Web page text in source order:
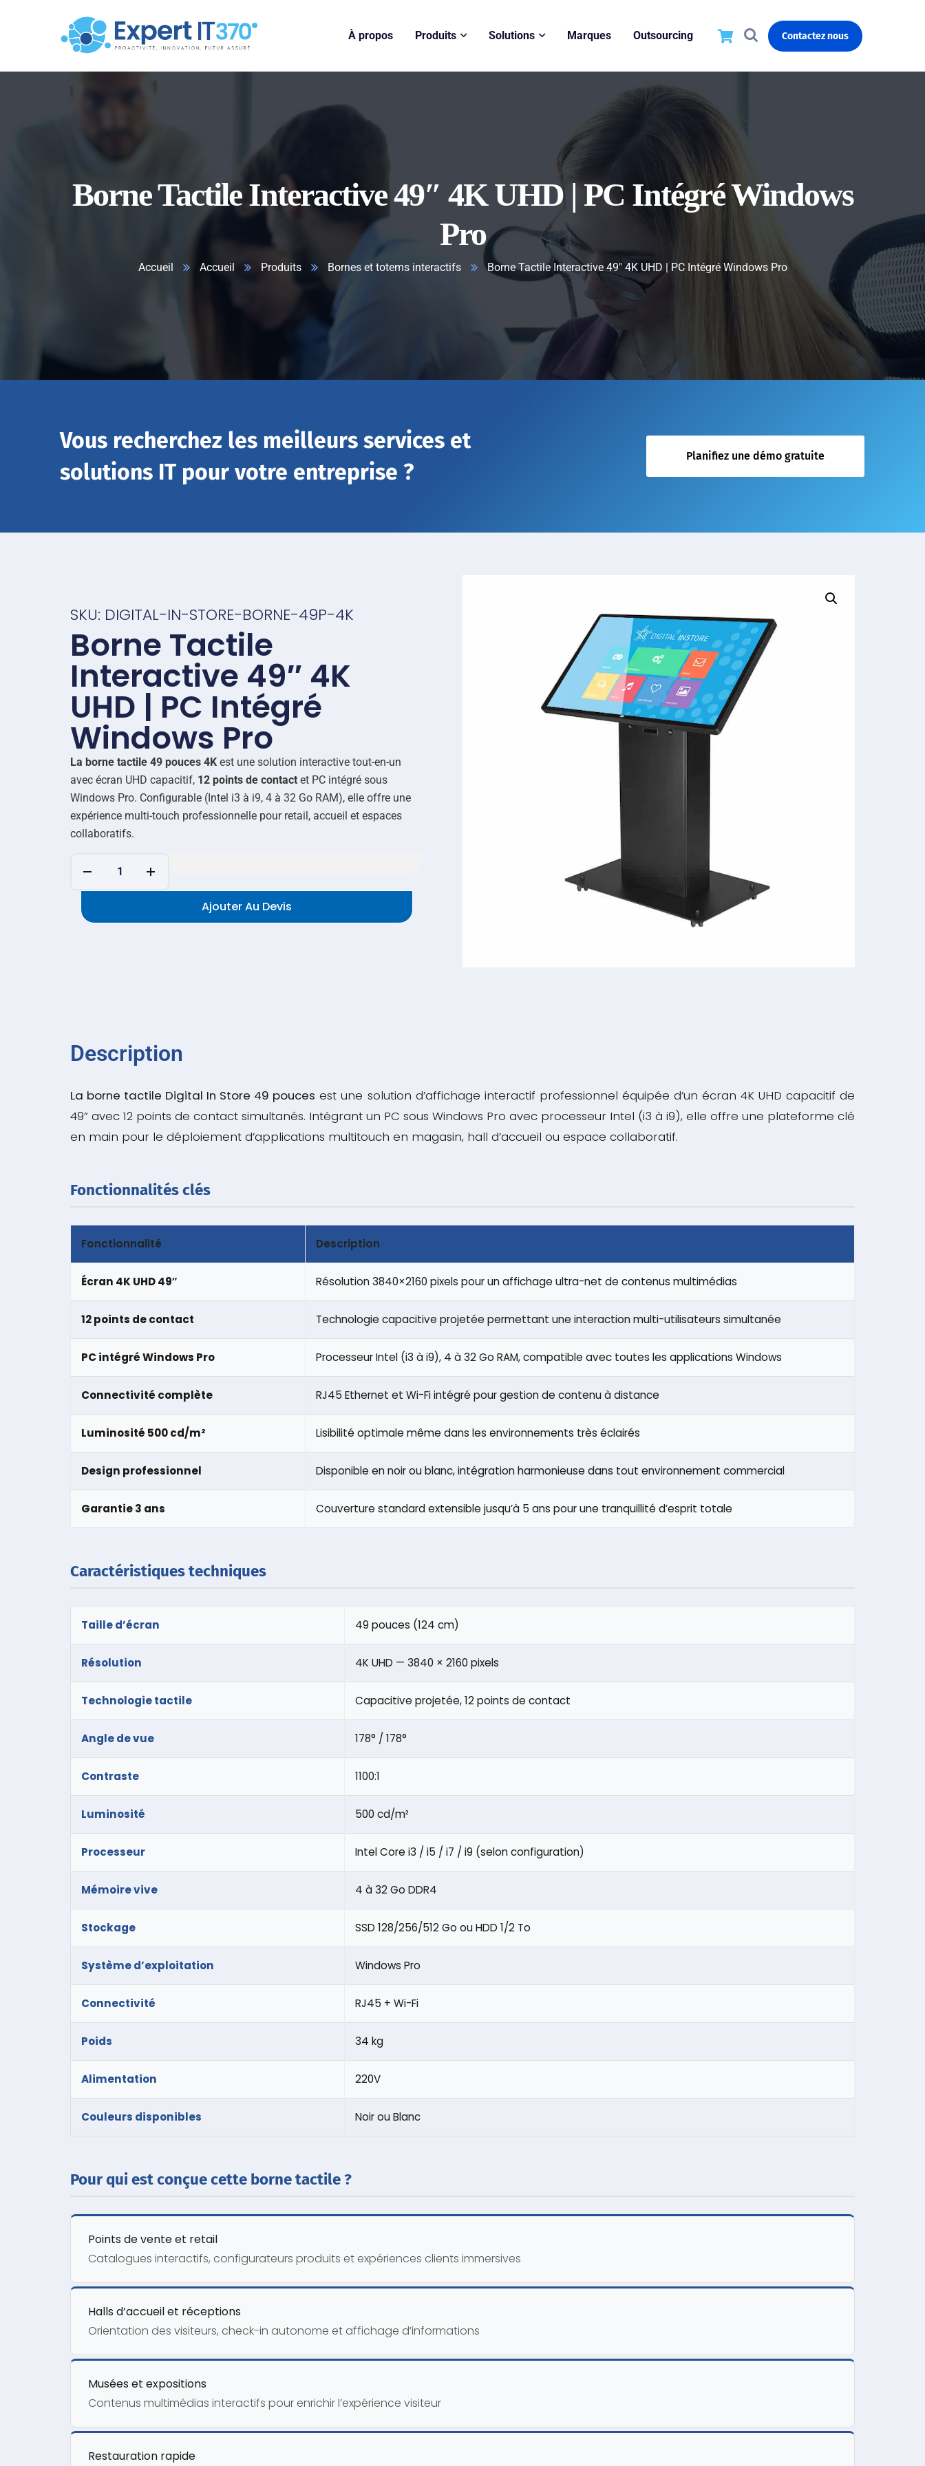
À propos Produits Solutions Marques Outsourcing Contactez nous
Borne Tactile Interactive 49″ 4K UHD | PC Intégré Windows
Pro
Accueil Accueil Produits Bornes et totems interactifs Borne Tactile Interactive 49″ 4K UHD | PC Intégré Windows Pro
Vous recherchez les meilleurs services et
solutions IT pour votre entreprise ?
Planifiez une démo gratuite
SKU: DIGITAL-IN-STORE-BORNE-49P-4K
Borne Tactile
Interactive 49″ 4K
UHD | PC Intégré
Windows Pro
La borne tactile 49 pouces 4K est une solution interactive tout-en-un
avec écran UHD capacitif, 12 points de contact et PC intégré sous
Windows Pro. Configurable (Intel i3 à i9, 4 à 32 Go RAM), elle offre une
expérience multi-touch professionnelle pour retail, accueil et espaces
collaboratifs.
Ajouter Au Devis
Description
La borne tactile Digital In Store 49 pouces est une solution d’affichage interactif professionnel équipée d’un écran 4K UHD capacitif de
49” avec 12 points de contact simultanés. Intégrant un PC sous Windows Pro avec processeur Intel (i3 à i9), elle offre une plateforme clé
en main pour le déploiement d’applications multitouch en magasin, hall d’accueil ou espace collaboratif.
Fonctionnalités clés
Fonctionnalité Description
Écran 4K UHD 49″ Résolution 3840×2160 pixels pour un affichage ultra-net de contenus multimédias
12 points de contact Technologie capacitive projetée permettant une interaction multi-utilisateurs simultanée
PC intégré Windows Pro Processeur Intel (i3 à i9), 4 à 32 Go RAM, compatible avec toutes les applications Windows
Connectivité complète RJ45 Ethernet et Wi-Fi intégré pour gestion de contenu à distance
Luminosité 500 cd/m² Lisibilité optimale même dans les environnements très éclairés
Design professionnel Disponible en noir ou blanc, intégration harmonieuse dans tout environnement commercial
Garantie 3 ans Couverture standard extensible jusqu’à 5 ans pour une tranquillité d’esprit totale
Caractéristiques techniques
Taille d’écran 49 pouces (124 cm)
Résolution 4K UHD — 3840 × 2160 pixels
Technologie tactile Capacitive projetée, 12 points de contact
Angle de vue 178° / 178°
Contraste 1100:1
Luminosité 500 cd/m²
Processeur Intel Core i3 / i5 / i7 / i9 (selon configuration)
Mémoire vive 4 à 32 Go DDR4
Stockage SSD 128/256/512 Go ou HDD 1/2 To
Système d’exploitation Windows Pro
Connectivité RJ45 + Wi-Fi
Poids 34 kg
Alimentation 220V
Couleurs disponibles Noir ou Blanc
Pour qui est conçue cette borne tactile ?
Points de vente et retail
Catalogues interactifs, configurateurs produits et expériences clients immersives
Halls d’accueil et réceptions
Orientation des visiteurs, check-in autonome et affichage d’informations
Musées et expositions
Contenus multimédias interactifs pour enrichir l’expérience visiteur
Restauration rapide